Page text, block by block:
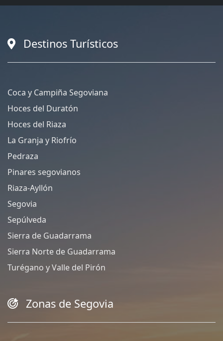
Destinos Turísticos
Coca y Campiña Segoviana
Hoces del Duratón
Hoces del Riaza
La Granja y Riofrío
Pedraza
Pinares segovianos
Riaza-Ayllón
Segovia
Sepúlveda
Sierra de Guadarrama
Sierra Norte de Guadarrama
Turégano y Valle del Pirón
Zonas de Segovia